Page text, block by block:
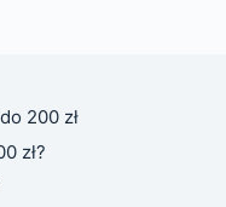
200 zł
zł?